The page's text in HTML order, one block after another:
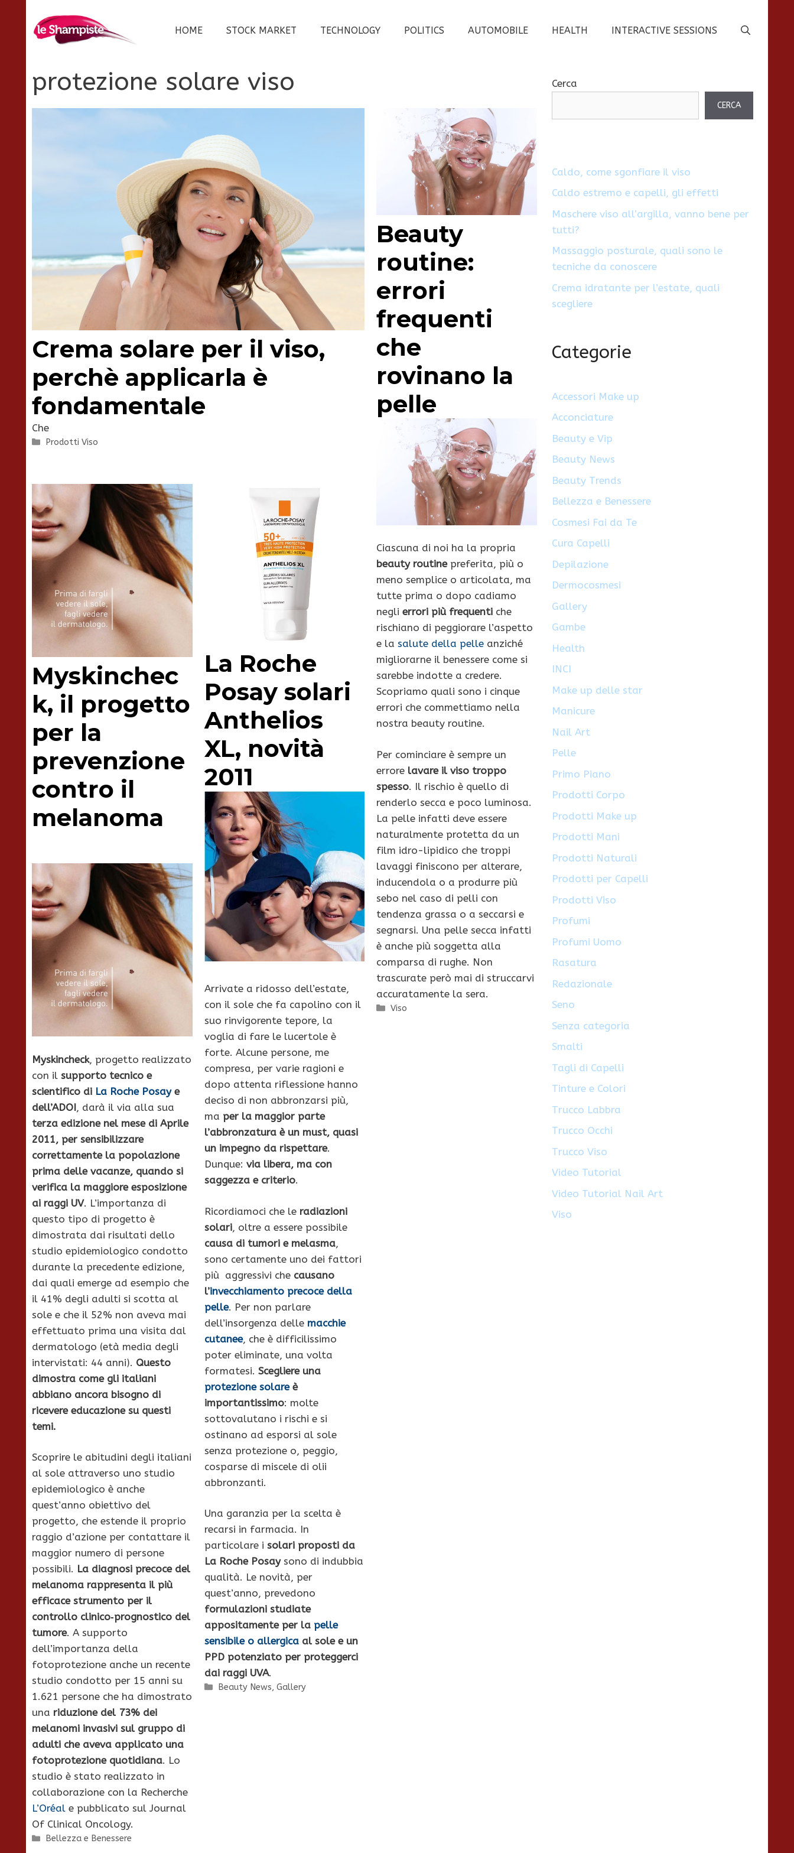
contenuto
HOME STOCK MARKET TECHNOLOGY POLITICS AUTOMOBILE HEALTH INTERACTIVE SESSIONS
protezione solare viso
Crema solare per il viso,
perchè applicarla è
fondamentale
Che
Categorie
Prodotti Viso
Beauty
routine:
errori
frequenti
che
rovinano la
pelle
Ciascuna di noi ha la propria
beauty routinepreferita, più o
meno semplice o articolata, ma
tutte prima o dopo cadiamo
neglierrori più frequenti che
rischiano di peggiorare l’aspetto
e lasalute della pelle anziché
migliorarne il benessere come si
sarebbe indotte a credere.
Scopriamo quali sono i cinque
errori che commettiamo nella
nostra beauty routine.
Per cominciare è sempre un
errore lavare il viso troppo
spesso. Il rischio è quello di
renderlo secca e poco luminosa.
La pelle infatti deve essere
naturalmente protetta da un
film idro-lipidico che troppi
lavaggi finiscono per alterare,
inducendola o a produrre più
sebo nel caso di pelli con
tendenza grassa o a seccarsi e
segnarsi. Una pelle secca infatti
è anche più soggetta alla
comparsa di rughe. Non
trascurate però mai di struccarvi
accuratamente la sera.
Categorie
Viso
Myskinchec
k, il progetto
per la
prevenzione
contro il
melanoma
Myskincheck, progetto realizzato
con il supporto tecnico e
scientifico di La Roche Posaye
dell’ADOI, darà il via alla sua
terza edizione nel mese di Aprile
2011, per sensibilizzare
correttamente la popolazione
prima delle vacanze, quando si
verifica la maggiore esposizione
ai raggi UV. L’importanza di
questo tipo di progetto è
dimostrata dai risultati dello
studio epidemiologico condotto
durante la precedente edizione,
dai quali emerge ad esempio che
il 41% degli adulti si scotta al
sole e che il 52% non aveva mai
effettuato prima una visita dal
dermatologo (età media degli
intervistati: 44 anni). Questo
dimostra come gli italiani
abbiano ancora bisogno di
ricevere educazione su questi
temi.
Scoprire le abitudini degli italiani
al sole attraverso uno studio
epidemiologico è anche
quest’anno obiettivo del
progetto, che estende il proprio
raggio d’azione per contattare il
maggior numero di persone
possibili. La diagnosi precoce del
melanoma rappresenta il più
efficace strumento per il
controllo clinico‐prognostico del
tumore. A supporto
dell’importanza della
fotoprotezione anche un recente
studio condotto per 15 anni su
1.621 persone che ha dimostrato
una riduzione del 73% dei
melanomi invasivi sul gruppo di
adulti che aveva applicato una
fotoprotezione quotidiana. Lo
studio è stato realizzato in
collaborazione con la Recherche
L’Oréal e pubblicato sul Journal
Of Clinical Oncology.
Categorie
Bellezza e Benessere
La Roche
Posay solari
Anthelios
XL, novità
2011
Arrivate a ridosso dell’estate,
con il sole che fa capolino con il
suo rinvigorente tepore, la
voglia di fare le lucertole è
forte. Alcune persone, me
compresa, per varie ragioni e
dopo attenta riflessione hanno
deciso di non abbronzarsi più,
ma per la maggior parte
l’abbronzatura è un must, quasi
un impegno da rispettare.
Dunque: via libera, ma con
saggezza e criterio.
Ricordiamoci che le radiazioni
solari, oltre a essere possibile
causa di tumori e melasma,
sono certamente uno dei fattori
più aggressivi che causano
l’invecchiamento precoce della
pelle. Per non parlare
dell’insorgenza delle macchie
cutanee, che è difficilissimo
poter eliminate, una volta
formatesi. Scegliere una
protezione solareè
importantissimo: molte
sottovalutano i rischi e si
ostinano ad esporsi al sole
senza protezione o, peggio,
cosparse di miscele di olii
abbronzanti.
Una garanzia per la scelta è
recarsi in farmacia. In
particolare i solari proposti da
La Roche Posaysono di indubbia
qualità. Le novità, per
quest’anno, prevedono
formulazioni studiate
appositamente per la pelle
sensibile o allergicaal sole e un
PPD potenziato per proteggerci
dai raggi UVA.
Categorie
Beauty News, Gallery
Cerca
CERCA
Caldo, come sgonfiare il viso
Caldo estremo e capelli, gli effetti
Maschere viso all’argilla, vanno bene per
tutti?
Massaggio posturale, quali sono le
tecniche da conoscere
Crema idratante per l’estate, quali
scegliere
Categorie
Accessori Make up
Acconciature
Beauty e Vip
Beauty News
Beauty Trends
Bellezza e Benessere
Cosmesi Fai da Te
Cura Capelli
Depilazione
Dermocosmesi
Gallery
Gambe
Health
INCI
Make up delle star
Manicure
Nail Art
Pelle
Primo Piano
Prodotti Corpo
Prodotti Make up
Prodotti Mani
Prodotti Naturali
Prodotti per Capelli
Prodotti Viso
Profumi
Profumi Uomo
Rasatura
Redazionale
Seno
Senza categoria
Smalti
Tagli di Capelli
Tinture e Colori
Trucco Labbra
Trucco Occhi
Trucco Viso
Video Tutorial
Video Tutorial Nail Art
Viso